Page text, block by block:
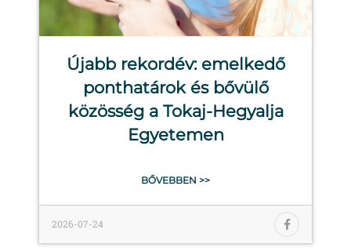
Újabb rekordév: emelkedő
ponthatárok és bővülő
közösség a Tokaj-Hegyalja
Egyetemen
BŐVEBBEN >>
2026-07-24